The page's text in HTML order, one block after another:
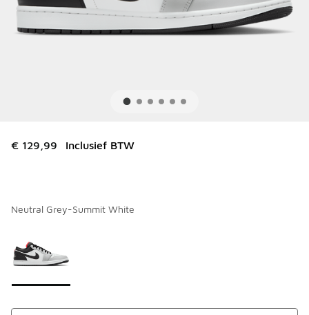
€ 129,99 Inclusief BTW
Neutral Grey-Summit White